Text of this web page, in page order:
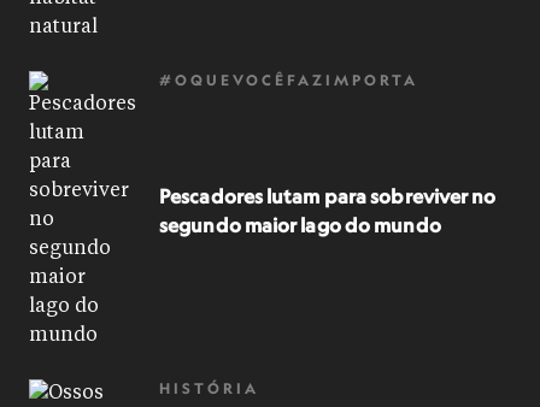
#OQUEVOCÊFAZIMPORTA
Pescadores lutam para sobreviver no
segundo maior lago do mundo
HISTÓRIA